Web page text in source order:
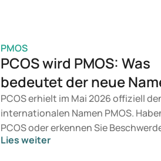
PMOS
PCOS wird PMOS: Was
bedeutet der neue
PCOS erhielt im Mai 2026 offiziell
internationalen Namen PMOS.
PCOS oder erkennen Sie
dazu passen? Medizinisch ändert
Lies weiter